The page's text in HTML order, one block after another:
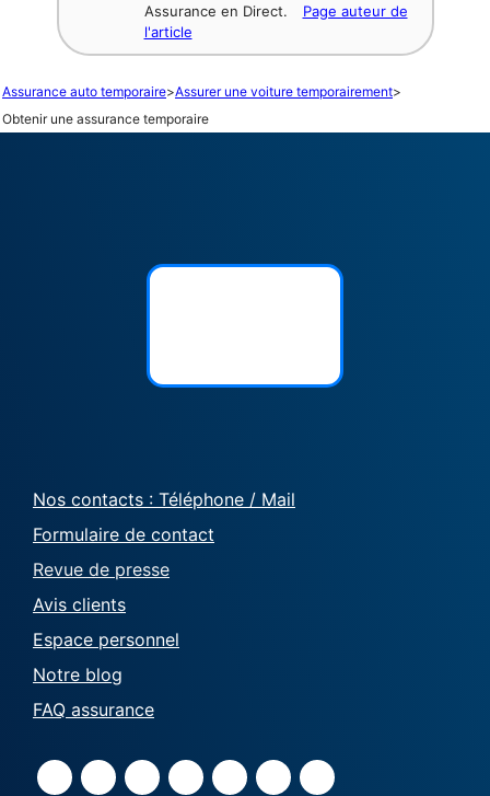
Assurance en Direct.
Page auteur de
l'article
Assurance auto temporaire>Assurer une voiture temporairement>
Obtenir une assurance temporaire
Nos contacts : Téléphone / Mail
Formulaire de contact
Revue de presse
Avis clients
Espace personnel
Notre blog
FAQ assurance